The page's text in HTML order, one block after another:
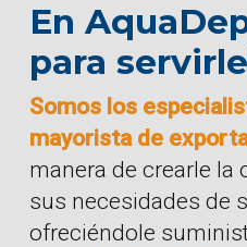
En
para
Somos los
mayorista de
manera de crearle
sus necesidades de
ofreciéndole